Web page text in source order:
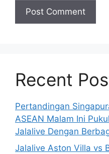
Recent
Pertandingan
ASEAN Malam Ini
Jalalive Dengan
Jalalive Aston Villa vs